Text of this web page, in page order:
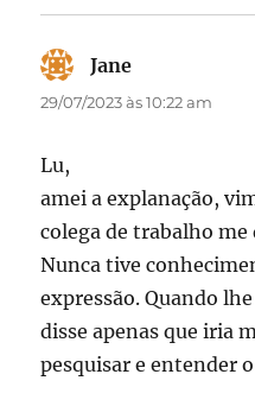
Jane
29/07/2023 às 10:22 am
Lu,
amei a explanação,
colega de trabalho me
Nunca tive
expressão. Quando
disse apenas que iria
pesquisar e entender